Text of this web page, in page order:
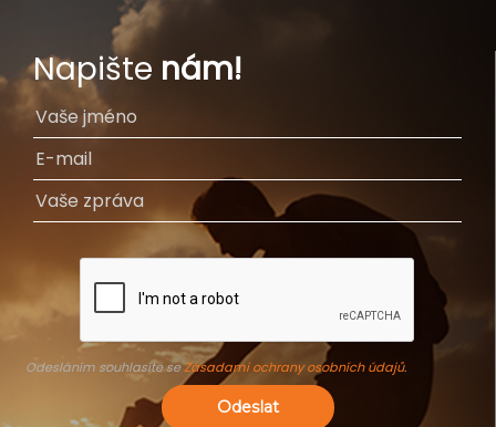
Napište nám!
Odesláním souhlasíte seZásadami ochrany osobních údajů.
Odeslat